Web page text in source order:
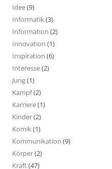
Idee(9)
Informatik(3)
Information (2)
Innovation (1)
Inspiration (6)
Interesse(2)
Jung(1)
Kampf(2)
Karriere(1)
Kinder(2)
Komik(1)
Kommunikation (9)
Körper(2)
Kraft(47)